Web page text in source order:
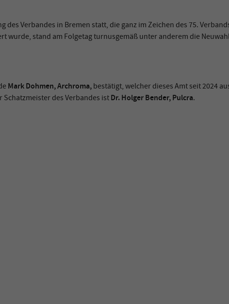
Verbandes in Bremen statt, die ganz im Zeichen des 75.
stand am Folgetag turnusgemäß unter anderem die
Mark Dohmen, Archroma, bestätigt, welcher dieses Amt seit 2024
Schatzmeister des Verbandes ist Dr. Holger Bender, Pulcra.